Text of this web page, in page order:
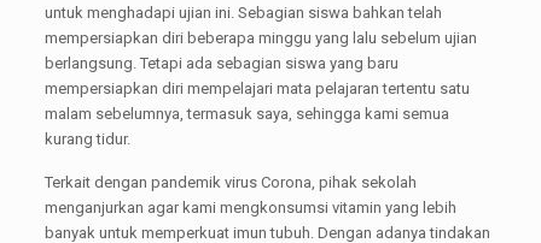
untuk menghadapi ujian ini. Sebagian siswa bahkan telah
mempersiapkan diri beberapa minggu yang lalu sebelum ujian
berlangsung. Tetapi ada sebagian siswa yang baru
mempersiapkan diri mempelajari mata pelajaran tertentu satu
malam sebelumnya, termasuk saya, sehingga kami semua
kurang tidur.
Terkait dengan pandemik virus Corona, pihak sekolah
menganjurkan agar kami mengkonsumsi vitamin yang lebih
banyak untuk memperkuat imun tubuh. Dengan adanya tindakan